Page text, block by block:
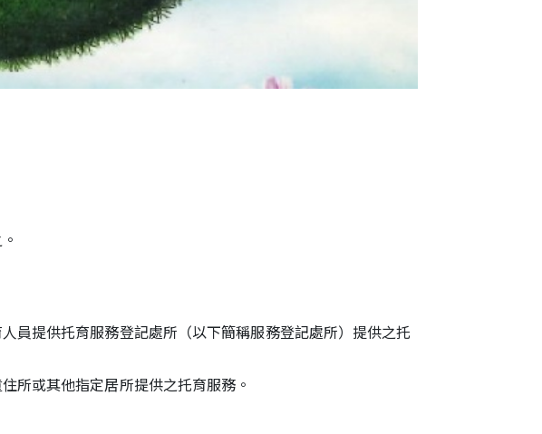
員提供托育服務登記處所（以下簡稱服務登記處所）提供之托
所或其他指定居所提供之托育服務。